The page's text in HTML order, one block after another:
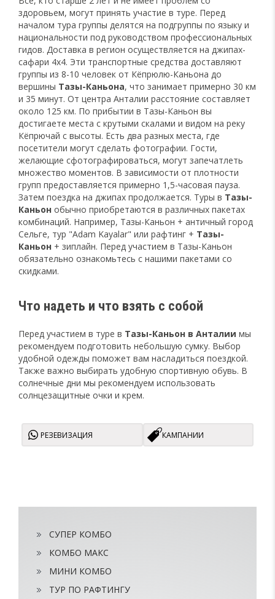
здоровьем, могут принять участие в туре. Перед
началом тура группы делятся на подгруппы по языку и
национальности под руководством профессиональных
гидов. Доставка в регион осуществляется на джипах-
сафари 4x4. Эти транспортные средства доставляют
группы из 8-10 человек от Кёпрюлю-Каньона до
вершины Тазы-Каньона, что занимает примерно 30 км
и 35 минут. От центра Анталии расстояние составляет
около 125 км. По прибытии в Тазы-Каньон вы
достигаете места с крутыми скалами и видом на реку
Кёпрючай с высоты. Есть два разных места, где
посетители могут сделать фотографии. Гости,
желающие сфотографироваться, могут запечатлеть
множество моментов. В зависимости от плотности
групп предоставляется примерно 1,5-часовая пауза.
Затем поездка на джипах продолжается. Туры в Тазы-
Каньон обычно приобретаются в различных пакетах
комбинаций. Например, Тазы-Каньон + античный город
Сельге, тур "Adam Kayalar" или рафтинг + Тазы-
Каньон + зиплайн. Перед участием в Тазы-Каньон
обязательно ознакомьтесь с нашими пакетами со
скидками.
Что надеть и что взять с собой
Перед участием в туре в Тазы-Каньон в Анталии мы
рекомендуем подготовить небольшую сумку. Выбор
удобной одежды поможет вам насладиться поездкой.
Также важно выбирать удобную спортивную обувь. В
солнечные дни мы рекомендуем использовать
солнцезащитные очки и крем.
РЕЗЕВИЗАЦИЯ КАМПАНИИ
СУПЕР КОМБО
КОМБО МАКС
МИНИ КОМБО
ТУР ПО РАФТИНГУ